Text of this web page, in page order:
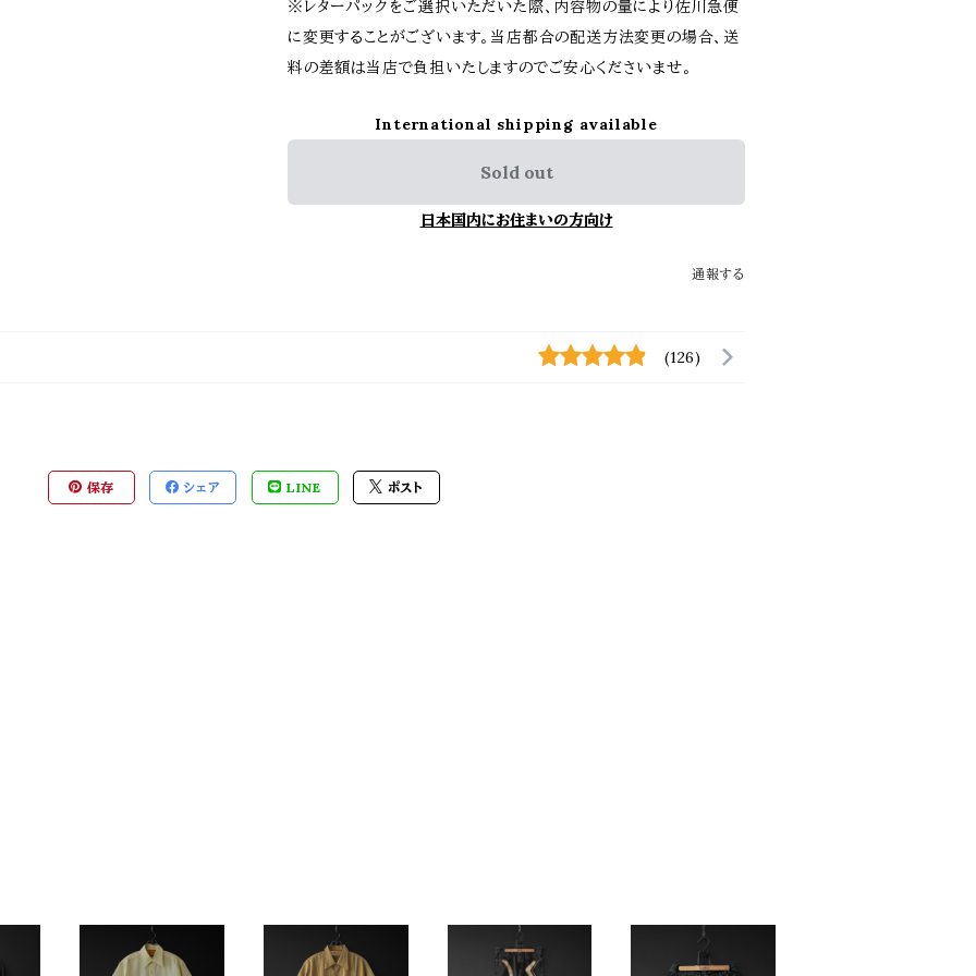
※レターパックをご選択いただいた際、内容物の量により佐川急便
に変更することがございます。当店都合の配送方法変更の場合、送
料の差額は当店で負担いたしますのでご安心くださいませ。
International shipping available
Sold out
日本国内にお住まいの方向け
通報する
(126)
保存 シェア LINE ポスト